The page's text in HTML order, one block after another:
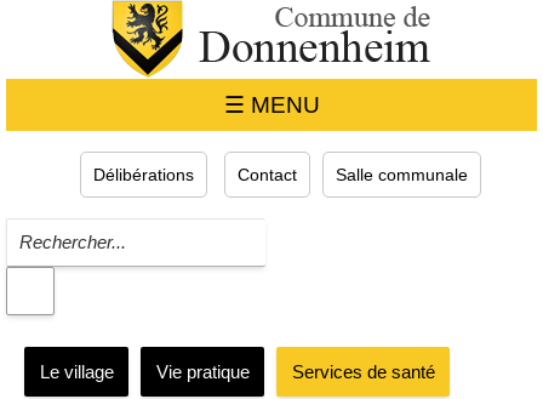
☰ MENU
Délibérations Contact Salle communale
Le village Vie pratique Services de santé